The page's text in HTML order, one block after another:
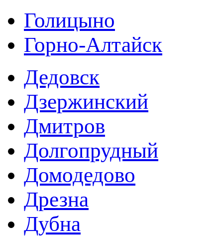
Голицыно
Горно-Алтайск
Дедовск
Дзержинский
Дмитров
Долгопрудный
Домодедово
Дрезна
Дубна